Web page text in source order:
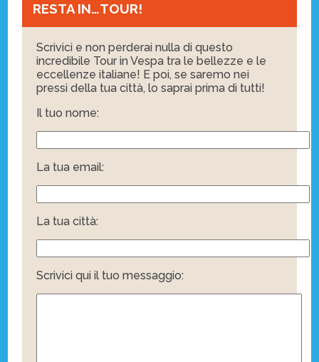
RESTA IN…TOUR!
Scrivici e non perderai nulla di questo
incredibile Tour in Vespa tra le bellezze e le
eccellenze italiane! E poi, se saremo nei
pressi della tua città, lo saprai prima di tutti!
Il tuo nome:
La tua email:
La tua città:
Scrivici qui il tuo messaggio: